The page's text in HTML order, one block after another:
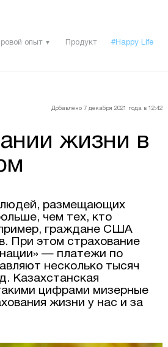
опыт ▼ Продукт #Happy Life
Добавлено 7 декабря 2021 года в 12:42
жизни в
людей, размещающих
чем тех, кто
граждане США
При этом страхование
— платежи по
несколько тысяч
Казахстанская
цифрами мизерные
жизни у нас и за